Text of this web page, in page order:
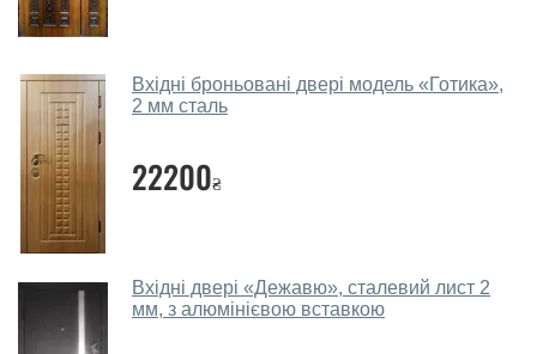
Так, робимо. Наші фахівці можуть зробити замір та
собою каталоги кольорів та візерунків. Після виміру та
консультації Ви можете оформити заявку, не
відвідуючи наш офіс.
Скільки коштує викликати замірника?
Виклик замірника-консультанта коштує 450 грн.
Ви робите установку вхідних дверей?
Так робимо. Монтаж вхідних дверей проводиться
Вхідні броньовані двері модель «Готика»,
2 мм сталь
22200₴
Вхідні двері «Дежавю», сталевий лист 2
мм, з алюмінієвою вставкою